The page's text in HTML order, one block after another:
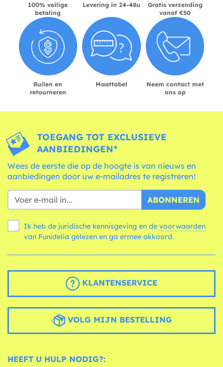
100% veilige
betaling
Levering in 24-48u
Gratis verzending
vanaf €50
Ruilen en
retourneren
Maattabel
Neem contact met
ons op
TOEGANG TOT EXCLUSIEVE
AANBIEDINGEN*
Wees de eerste die op de hoogte is van nieuws en
aanbiedingen door uw e-mailadres te registreren!
ABONNEREN
Ik heb de juridische kennisgeving en de voorwaarden
van Funidelia gelezen en ga ermee akkoord.
KLANTENSERVICE
VOLG MIJN BESTELLING
HEEFT U HULP NODIG?: